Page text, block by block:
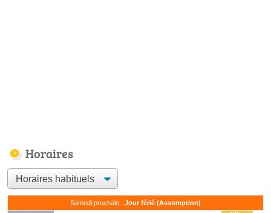
Horaires
Samedi prochain : Jour férié (Assomption)